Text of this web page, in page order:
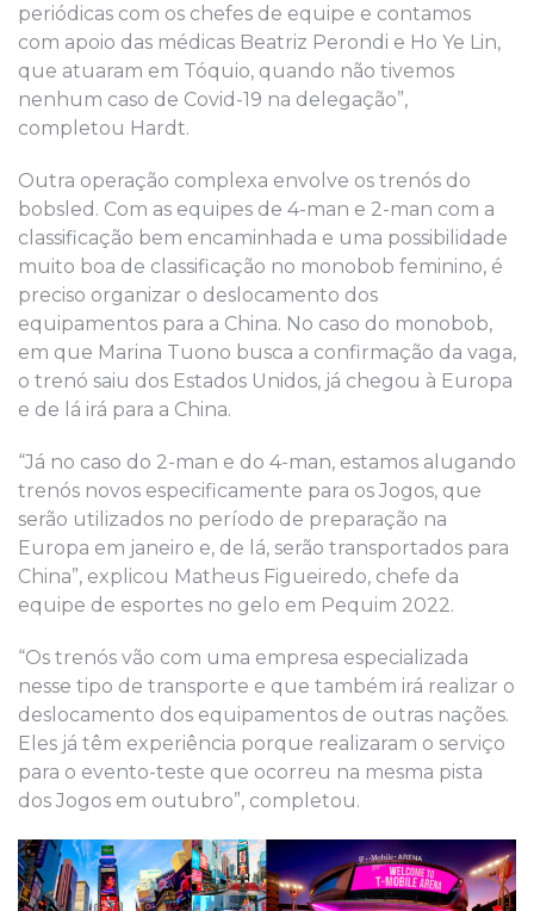
periódicas com os chefes de equipe e contamos
com apoio das médicas Beatriz Perondi e Ho Ye Lin,
que atuaram em Tóquio, quando não tivemos
nenhum caso de Covid-19 na delegação”,
completou Hardt.
Outra operação complexa envolve os trenós do
bobsled. Com as equipes de 4-man e 2-man com a
classificação bem encaminhada e uma possibilidade
muito boa de classificação no monobob feminino, é
preciso organizar o deslocamento dos
equipamentos para a China. No caso do monobob,
em que Marina Tuono busca a confirmação da vaga,
o trenó saiu dos Estados Unidos, já chegou à Europa
e de lá irá para a China.
“Já no caso do 2-man e do 4-man, estamos alugando
trenós novos especificamente para os Jogos, que
serão utilizados no período de preparação na
Europa em janeiro e, de lá, serão transportados para
China”, explicou Matheus Figueiredo, chefe da
equipe de esportes no gelo em Pequim 2022.
“Os trenós vão com uma empresa especializada
nesse tipo de transporte e que também irá realizar o
deslocamento dos equipamentos de outras nações.
Eles já têm experiência porque realizaram o serviço
para o evento-teste que ocorreu na mesma pista
dos Jogos em outubro”, completou.